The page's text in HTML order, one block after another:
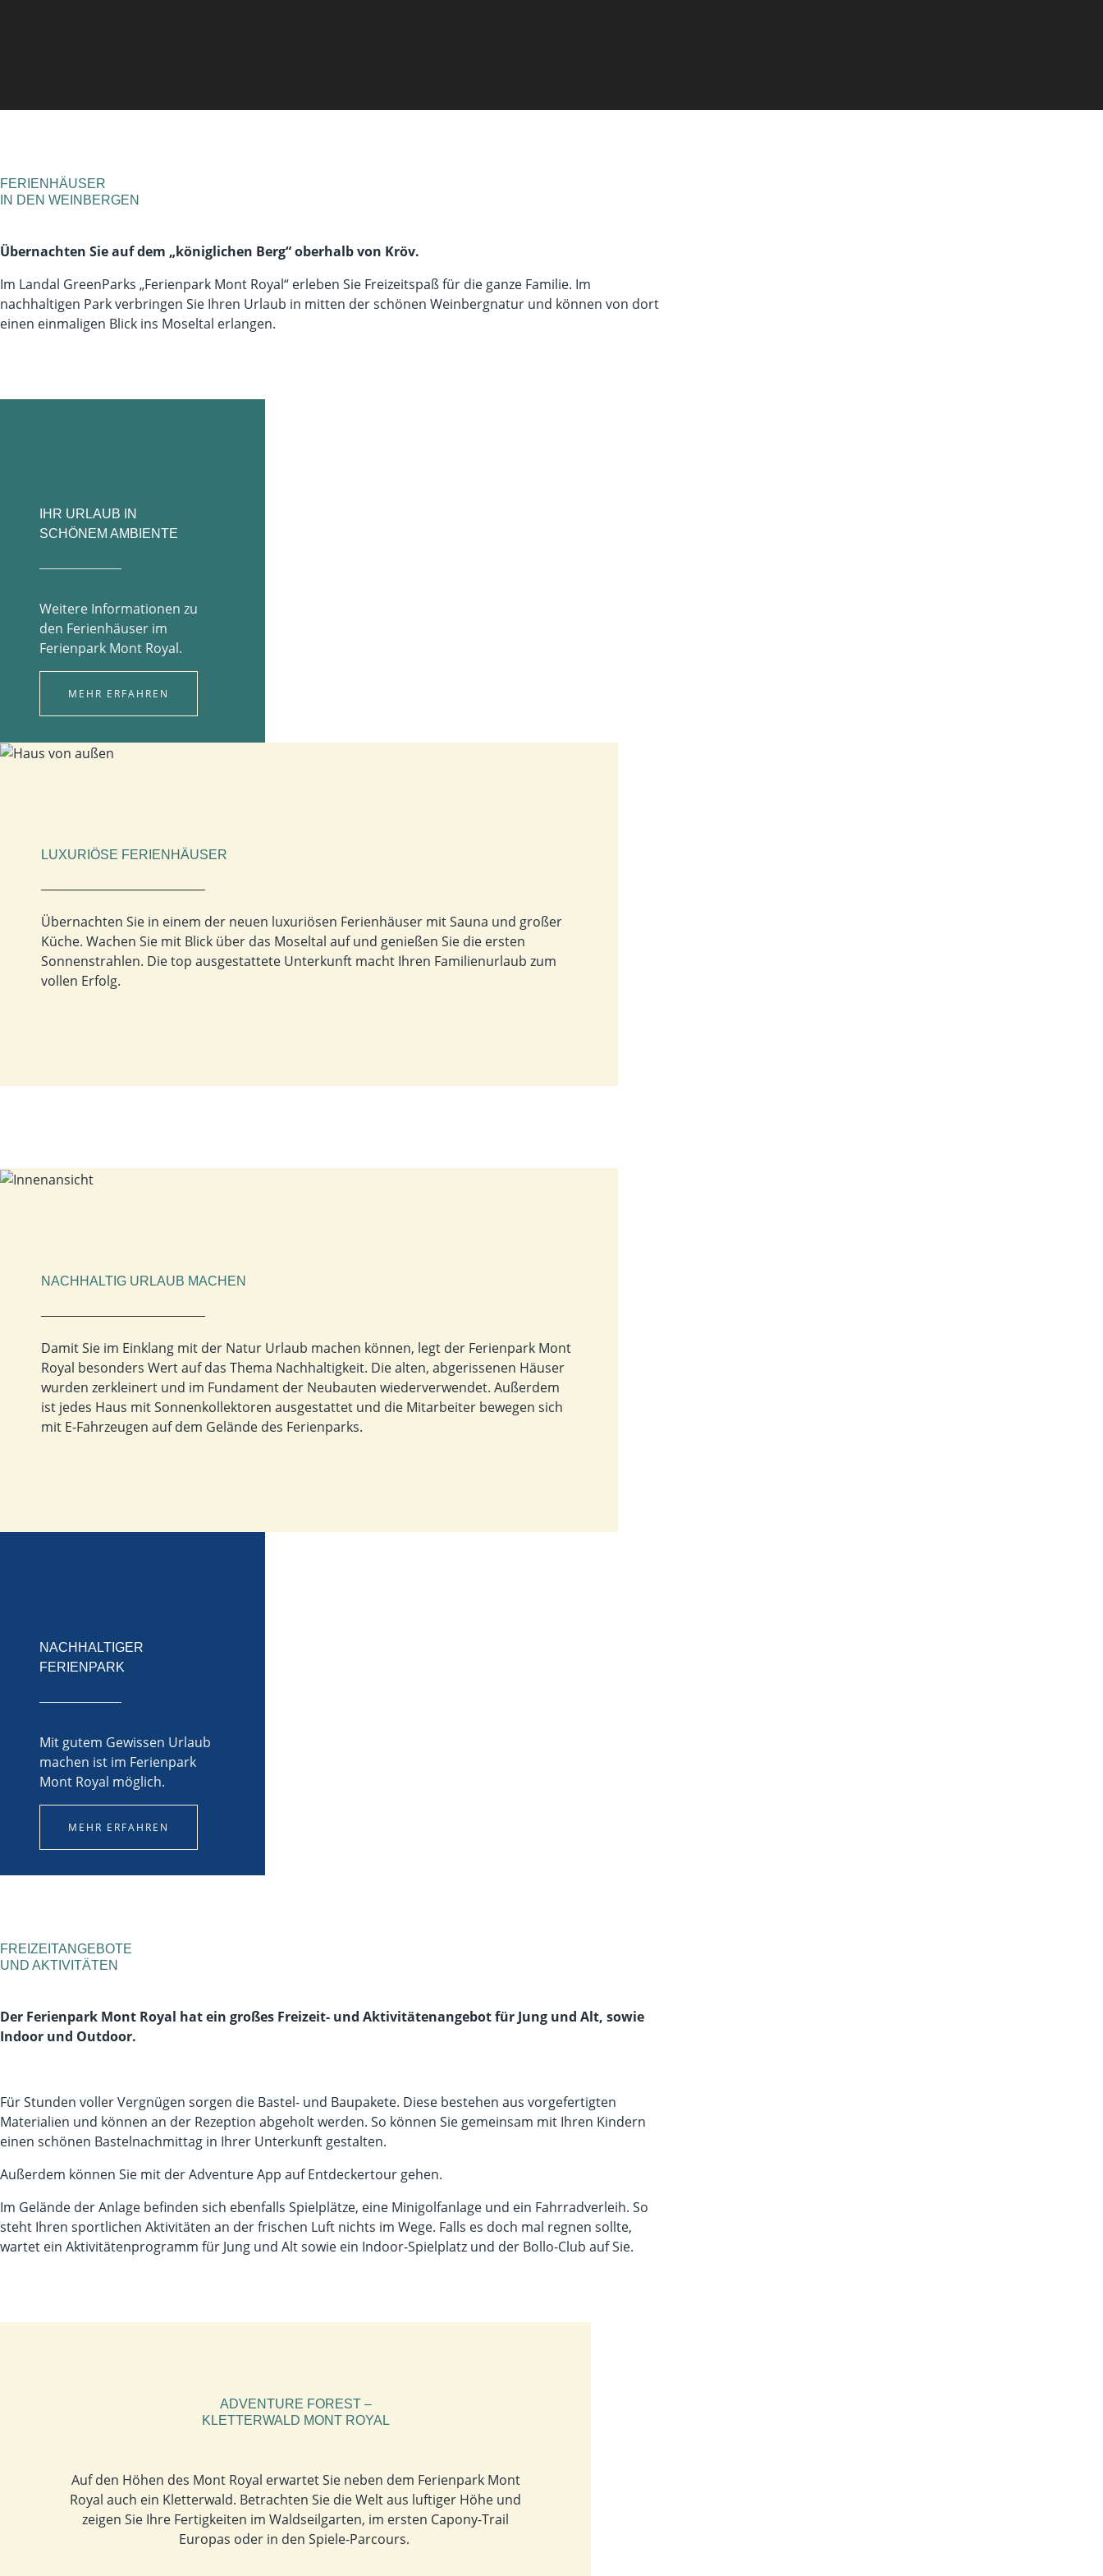
FERIENHÄUSER
IN DEN WEINBERGEN
Übernachten Sie auf dem „königlichen Berg“ oberhalb von Kröv.
Im Landal GreenParks „Ferienpark Mont Royal“ erleben Sie Freizeitspaß für die ganze Familie. Im
nachhaltigen Park verbringen Sie Ihren Urlaub in mitten der schönen Weinbergnatur und können von dort
einen einmaligen Blick ins Moseltal erlangen.
IHR URLAUB IN
SCHÖNEM AMBIENTE
Weitere Informationen zu
den Ferienhäuser im
Ferienpark Mont Royal.
MEHR ERFAHREN
LUXURIÖSE FERIENHÄUSER
Übernachten Sie in einem der neuen luxuriösen Ferienhäuser mit Sauna und großer
Küche. Wachen Sie mit Blick über das Moseltal auf und genießen Sie die ersten
Sonnenstrahlen. Die top ausgestattete Unterkunft macht Ihren Familienurlaub zum
vollen Erfolg.
NACHHALTIG URLAUB MACHEN
Damit Sie im Einklang mit der Natur Urlaub machen können, legt der Ferienpark Mont
Royal besonders Wert auf das Thema Nachhaltigkeit. Die alten, abgerissenen Häuser
wurden zerkleinert und im Fundament der Neubauten wiederverwendet. Außerdem
ist jedes Haus mit Sonnenkollektoren ausgestattet und die Mitarbeiter bewegen sich
mit E-Fahrzeugen auf dem Gelände des Ferienparks.
NACHHALTIGER
FERIENPARK
Mit gutem Gewissen Urlaub
machen ist im Ferienpark
Mont Royal möglich.
MEHR ERFAHREN
FREIZEITANGEBOTE
UND AKTIVITÄTEN
Der Ferienpark Mont Royal hat ein großes Freizeit- und Aktivitätenangebot für Jung und Alt, sowie
Indoor und Outdoor.
Für Stunden voller Vergnügen sorgen die Bastel- und Baupakete. Diese bestehen aus vorgefertigten
Materialien und können an der Rezeption abgeholt werden. So können Sie gemeinsam mit Ihren Kindern
einen schönen Bastelnachmittag in Ihrer Unterkunft gestalten.
Außerdem können Sie mit der Adventure App auf Entdeckertour gehen.
Im Gelände der Anlage befinden sich ebenfalls Spielplätze, eine Minigolfanlage und ein Fahrradverleih. So
steht Ihren sportlichen Aktivitäten an der frischen Luft nichts im Wege. Falls es doch mal regnen sollte,
wartet ein Aktivitätenprogramm für Jung und Alt sowie ein Indoor-Spielplatz und der Bollo-Club auf Sie.
ADVENTURE FOREST –
KLETTERWALD MONT ROYAL
Auf den Höhen des Mont Royal erwartet Sie neben dem Ferienpark Mont
Royal auch ein Kletterwald. Betrachten Sie die Welt aus luftiger Höhe und
zeigen Sie Ihre Fertigkeiten im Waldseilgarten, im ersten Capony-Trail
Europas oder in den Spiele-Parcours.